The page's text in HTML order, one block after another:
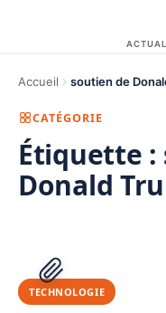
Accueil soutien de
CATÉGORIE
Étiquette :
Donald
PUBLICITÉ
TECHNOLOGIE